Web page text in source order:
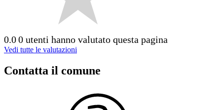
0.00 utenti hanno valutato questa pagina
Vedi tutte le valutazioni
Contatta il comune